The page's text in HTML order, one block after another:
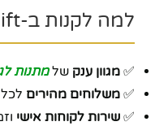
למה לקנות ב-10Gift?
✅ מגוון ענק שלמתנות
✅ משלוחים מהירים לכל
✅ שירות לקוחות אישי